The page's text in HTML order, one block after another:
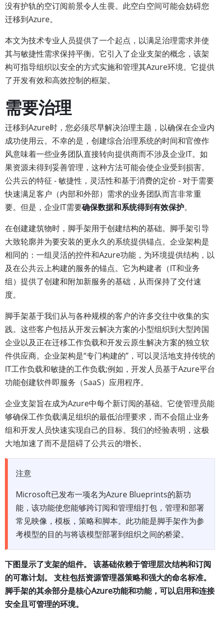
没有护轨的空订阅前景令人生畏。此空白空间可能会妨碍您
迁移到Azure。
本文为技术专业人员提供了一个起点，以满足治理需求并使
其与敏捷性需求保持平衡。它引入了企业支架的概念，该架
构可指导组织以安全的方式实施和管理其Azure环境。它提供
了开发有效和高效控制的框架。
需要治理
迁移到Azure时，您必须尽早解决治理主题，以确保在企业内
成功使用云。不幸的是，创建综合治理系统的时间和官僚作
风意味着一些业务团队直接转向提供商而不涉及企业IT。如
果资源未得到妥善管理，这种方法可能会使企业受到损害。
公共云的特征 - 敏捷性，灵活性和基于消费的定价 - 对于需要
快速满足客户（内部和外部）需求的业务团队而言非常重
要。但是，企业IT需要确保数据和系统得到有效保护。
在创建建筑物时，脚手架用于创建结构的基础。脚手架引导
大致轮廓并为要安装的更永久的系统提供锚点。企业架构是
相同的：一组灵活的控件和Azure功能，为环境提供结构，以
及在公共云上构建的服务的锚点。它为构建者（IT和业务
组）提供了创建和附加新服务的基础，从而保持了交付速
度。
脚手架基于我们从与各种规模的客户的许多交往中收集的实
践。这些客户包括从开发云解决方案的小型组织到大型跨国
企业以及正在迁移工作负载和开发云原生解决方案的独立软
件供应商。企业架构是“专门构建的”，可以灵活地支持传统的
IT工作负载和敏捷的工作负载;例如，开发人员基于Azure平台
功能创建软件即服务（SaaS）应用程序。
企业支架旨在成为Azure中每个新订阅的基础。它使管理员能
够确保工作负载满足组织的最低治理要求，而不会阻止业务
组和开发人员快速实现自己的目标。我们的经验表明，这极
大地加速了而不是阻碍了公共云的增长。
注意
Microsoft已发布一项名为Azure Blueprints的新功
能，该功能使您能够跨订阅和管理组打包，管理和部署
常见映像，模板，策略和脚本。此功能是脚手架作为参
考模型的目的与将该模型部署到组织之间的桥梁。
下图显示了支架的组件。 该基础依赖于管理层次结构和订阅
的可靠计划。 支柱包括资源管理器策略和强大的命名标准。
脚手架的其余部分是核心Azure功能和功能，可以启用和连接
安全且可管理的环境。